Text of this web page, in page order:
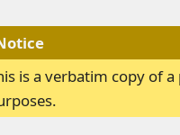
is a verbatim copy of